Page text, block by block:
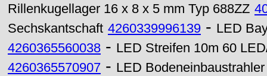
Rillenkugellager 16 x 8 x 5 mm Typ 688ZZ
Sechskantschaft 4260339996139 - LED
4260365560038 - LED Streifen 10m 60
4260365570907 - LED